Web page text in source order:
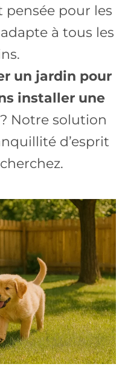
pensée pour les
à tous les
un jardin pour
installer une
Notre solution
d’esprit